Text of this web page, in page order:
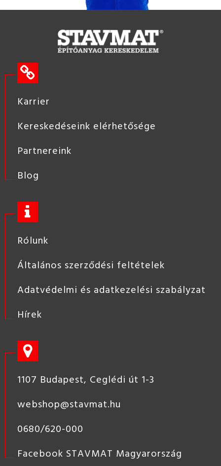
Karrier
Kereskedéseink elérhetősége
Partnereink
Blog
Rólunk
Általános szerződési feltételek
Adatvédelmi és adatkezelési szabályzat
Hírek
1107 Budapest, Ceglédi út 1-3
webshop@stavmat.hu
0680/620-000
Facebook STAVMAT Magyarország